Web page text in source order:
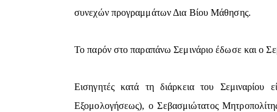
συνεχών προγραμμάτων Δια Βίου Μάθησης.
Το παρόν στο παραπάνω Σεμινάριο έδωσε και ο
Εισηγητές κατά τη διάρκεια του
Εξομολογήσεως), ο Σεβασμιώτατος